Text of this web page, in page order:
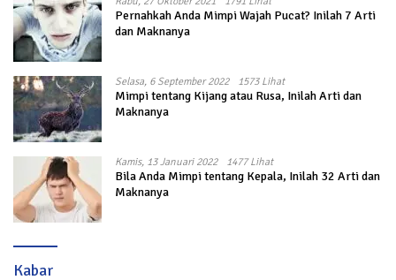
Pernahkah Anda Mimpi Wajah Pucat? Inilah 7 Arti
dan Maknanya
Selasa, 6 September 2022 1573 Lihat
Mimpi tentang Kijang atau Rusa, Inilah Arti dan
Maknanya
Kamis, 13 Januari 2022 1477 Lihat
Bila Anda Mimpi tentang Kepala, Inilah 32 Arti dan
Maknanya
Kabar